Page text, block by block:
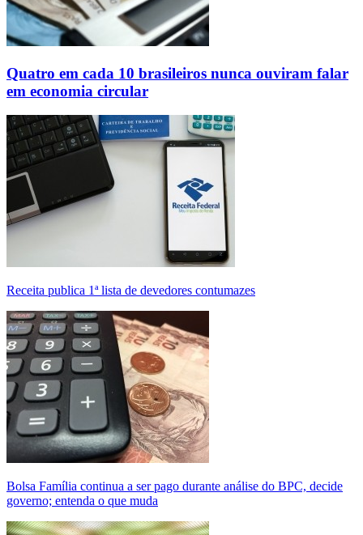
Quatro em cada 10 brasileiros nunca ouviram falar
em economia circular
Receita publica 1ª lista de devedores contumazes
Bolsa Família continua a ser pago durante análise do BPC, decide
governo; entenda o que muda